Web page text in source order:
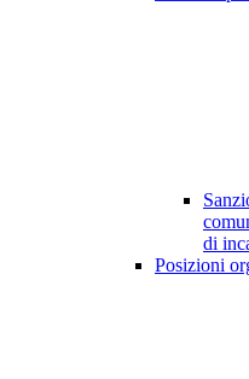
di
Posizioni